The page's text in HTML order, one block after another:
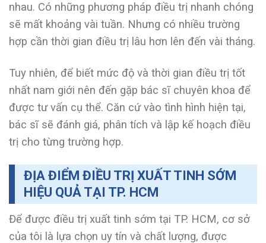
nhau. Có những phương pháp điều trị nhanh chóng
sẽ mất khoảng vài tuần. Nhưng có nhiều trường
hợp cần thời gian điều trị lâu hơn lên đến vài tháng.
Tuy nhiên, để biết mức độ và thời gian điều trị tốt
nhất nam giới nên đến gặp bác sĩ chuyên khoa để
được tư vấn cụ thể. Căn cứ vào tình hình hiện tại,
bác sĩ sẽ đánh giá, phân tích và lập kế hoạch điều
trị cho từng trường hợp.
ĐỊA ĐIỂM ĐIỀU TRỊ XUẤT TINH SỚM
HIỆU QUẢ TẠI TP. HCM
Để được điều trị xuất tinh sớm tại TP. HCM, cơ sở
của tôi là lựa chọn uy tín và chất lượng, được